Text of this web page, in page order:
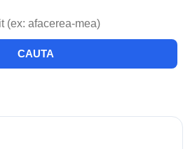
CAUTA